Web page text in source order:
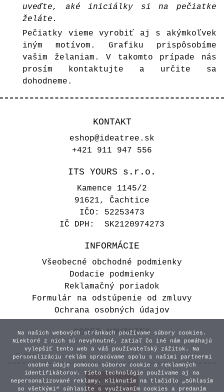
uveďte, aké iniciálky si na pečiatke
želáte.
Pečiatky vieme vyrobiť aj s akýmkoľvek
iným motívom. Grafiku prispôsobíme
vašim želaniam. V takomto prípade nás
prosím kontaktujte a určite sa
dohodneme.
KONTAKT
eshop@ideatree.sk
+421 911 947 556
ITS YOURS s.r.o.
Kamence 1145/2
91621, Čachtice
IČO: 52253473
IČ DPH: SK2120974273
INFORMÁCIE
Všeobecné obchodné podmienky
Dodacie podmienky
Reklamačný poriadok
Formulár na odstúpenie od zmluvy
Ochrana osobných údajov
ODBER NOVINIEK
Na našich webových stránkach používame súbory cookies.
Niektoré z nich sú nevyhnutné, zatiaľ čo iné nám pomáhajú
vylepšiť tento web a váš používateľský zážitok. Na
personalizáciu reklám spracúvame spolu s našimi partnermi
osobné údaje pomocou súborov cookie a reklamných
identifikátorov. Tieto technológie používame aj na
nepersonalizované reklamy. Kliknutím na tlačidlo „Súhlasím
so všetkými“ súhlasíte s využívaním cookies a predaním